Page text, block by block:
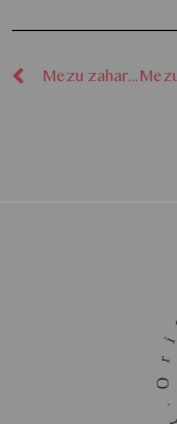
Mezu zaharragoak